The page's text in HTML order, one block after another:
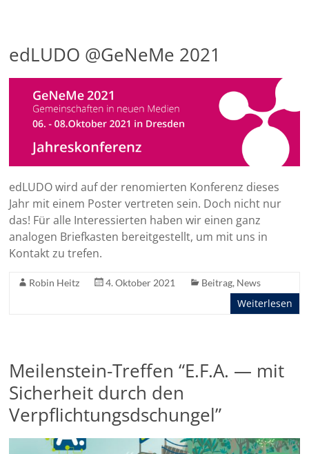
edLUDO @GeNeMe 2021
edLUDO wird auf der renomierten Konferenz dieses
Jahr mit einem Poster vertreten sein. Doch nicht nur
das! Für alle Interessierten haben wir einen ganz
analogen Briefkasten bereitgestellt, um mit uns in
Kontakt zu trefen.
Robin Heitz 4. Oktober 2021 Beitrag, News
Weiterlesen
Meilenstein-Treffen “E.F.A. — mit
Sicherheit durch den
Verpflichtungsdschungel”